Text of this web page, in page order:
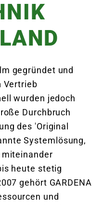
gegründet und
Vertrieb
wurden jedoch
Durchbruch
des 'Original
Systemlösung,
heute stetig
gehört GARDENA
und